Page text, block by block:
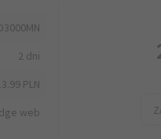
2 dni
PLN
web